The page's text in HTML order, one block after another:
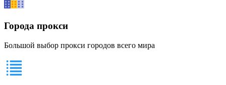
Города прокси
Большой выбор прокси городов всего мира